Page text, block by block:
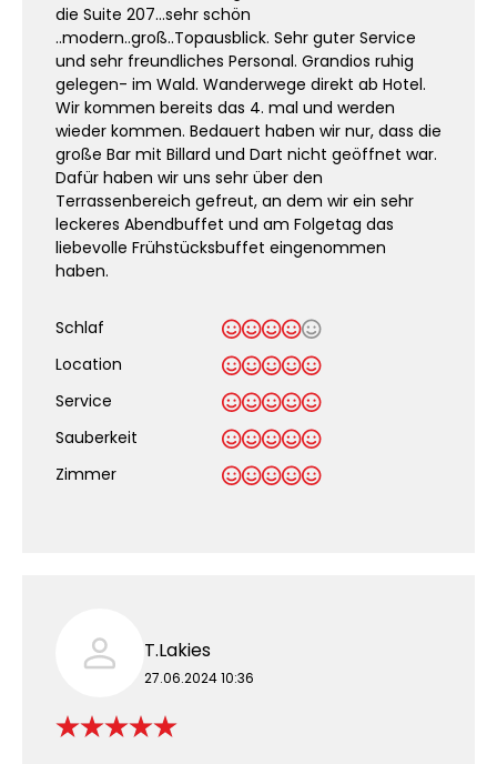
die Suite 207…sehr schön
..modern..groß..Topausblick. Sehr guter Service
und sehr freundliches Personal. Grandios ruhig
gelegen- im Wald. Wanderwege direkt ab Hotel.
Wir kommen bereits das 4. mal und werden
wieder kommen. Bedauert haben wir nur, dass die
große Bar mit Billard und Dart nicht geöffnet war.
Dafür haben wir uns sehr über den
Terrassenbereich gefreut, an dem wir ein sehr
leckeres Abendbuffet und am Folgetag das
liebevolle Frühstücksbuffet eingenommen
haben.
Schlaf
Location
Service
Sauberkeit
Zimmer
T.Lakies
27.06.2024 10:36